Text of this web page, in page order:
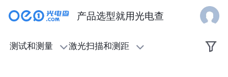
产品选型就用光电查
激
测试和测量 激光扫描和测距